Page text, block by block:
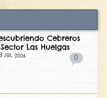
Cebreros
Las Huelgas
JUL 2026 0